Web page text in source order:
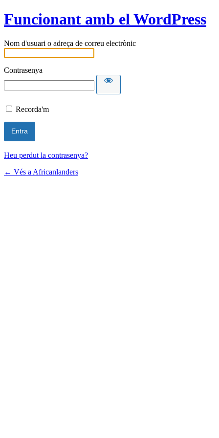
Funcionant amb el WordPress
Nom d'usuari o adreça de correu electrònic
Contrasenya
Recorda'm
Heu perdut la contrasenya?
← Vés a Africanlanders